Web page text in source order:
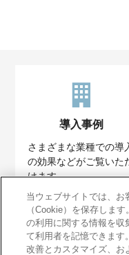
導入事例
さまざまな業種での導
の効果などがご覧いた
けます。
当ウェブサイトでは、お
（Cookie）を保存しま
の利用に関する情報を収
て利用者を記憶できます
改善とカスタマイズ、お